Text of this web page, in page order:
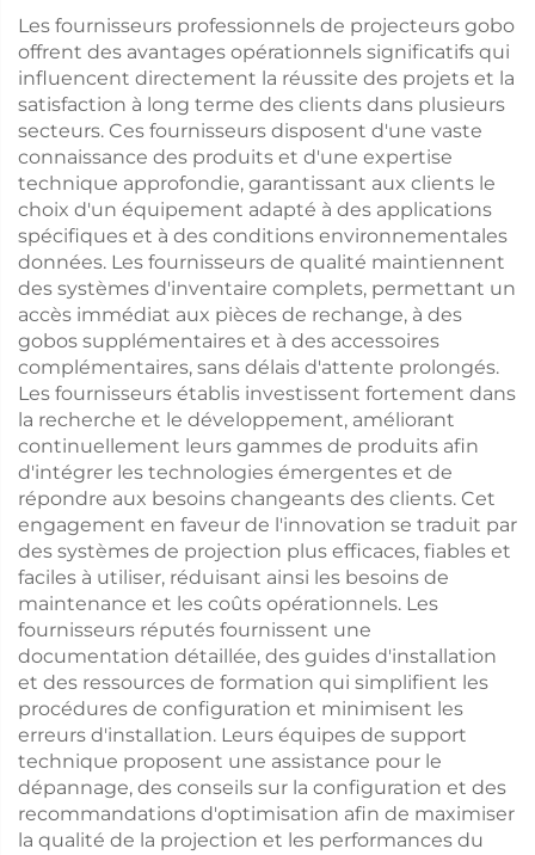
Les fournisseurs professionnels de projecteurs gobo
offrent des avantages opérationnels significatifs qui
influencent directement la réussite des projets et la
satisfaction à long terme des clients dans plusieurs
secteurs. Ces fournisseurs disposent d'une vaste
connaissance des produits et d'une expertise
technique approfondie, garantissant aux clients le
choix d'un équipement adapté à des applications
spécifiques et à des conditions environnementales
données. Les fournisseurs de qualité maintiennent
des systèmes d'inventaire complets, permettant un
accès immédiat aux pièces de rechange, à des
gobos supplémentaires et à des accessoires
complémentaires, sans délais d'attente prolongés.
Les fournisseurs établis investissent fortement dans
la recherche et le développement, améliorant
continuellement leurs gammes de produits afin
d'intégrer les technologies émergentes et de
répondre aux besoins changeants des clients. Cet
engagement en faveur de l'innovation se traduit par
des systèmes de projection plus efficaces, fiables et
faciles à utiliser, réduisant ainsi les besoins de
maintenance et les coûts opérationnels. Les
fournisseurs réputés fournissent une
documentation détaillée, des guides d'installation
et des ressources de formation qui simplifient les
procédures de configuration et minimisent les
erreurs d'installation. Leurs équipes de support
technique proposent une assistance pour le
dépannage, des conseils sur la configuration et des
recommandations d'optimisation afin de maximiser
la qualité de la projection et les performances du